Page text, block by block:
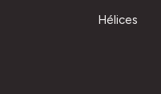
Hélices